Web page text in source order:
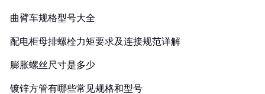
曲臂车规格型号大全
配电柜母排螺栓力矩要求及连接规范详解
膨胀螺丝尺寸是多少
镀锌方管有哪些常见规格和型号